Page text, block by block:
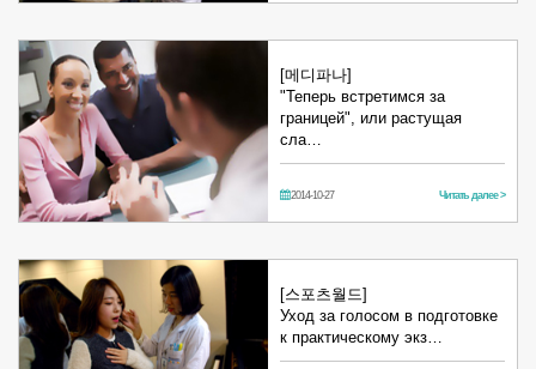
[메디파나]
"Теперь встретимся за
границей", или растущая
сла…
2014-10-27 Читать далее >
[스포츠월드]
Уход за голосом в подготовке
к практическому экз…